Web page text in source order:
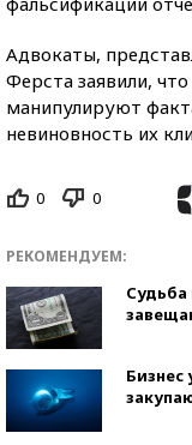
Адвокаты,
Ферста заявили,
манипулируют
невиновность их
0 0
РЕКОМЕНДУЕМ:
Судьба
Бизнес